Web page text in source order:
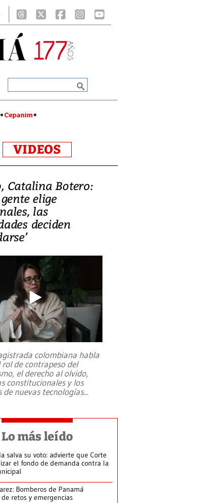
Cepanim
VIDEOS
Catalina Botero:
elige
las
deciden
colombiana habla
rol de contrapeso del
el derecho al olvido,
constitucionales y los
de nuevas tecnologías...
Lo más leído
salva su voto: advierte que Corte
el fondo de demanda contra la
Bomberos de Panamá
retos y emergencias